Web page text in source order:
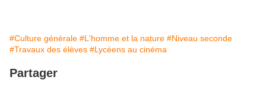
#Culture générale #L'homme et la nature #Niveau seconde
#Travaux des élèves #Lycéens au cinéma
Partager